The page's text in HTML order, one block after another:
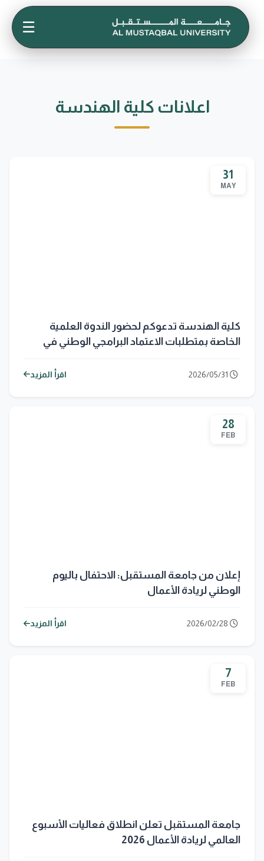
☰
اعلانات كلية الهندسة
31
MAY
كلية الهندسة تدعوكم لحضور الندوة العلمية
الخاصة بمتطلبات الاعتماد البرامجي الوطني في
اقرأ المزيد
28
FEB
إعلان من جامعة المستقبل: الاحتفال باليوم
الوطني لريادة الأعمال
اقرأ المزيد
7
FEB
جامعة المستقبل تعلن انطلاق فعاليات الأسبوع
العالمي لريادة الأعمال 2026